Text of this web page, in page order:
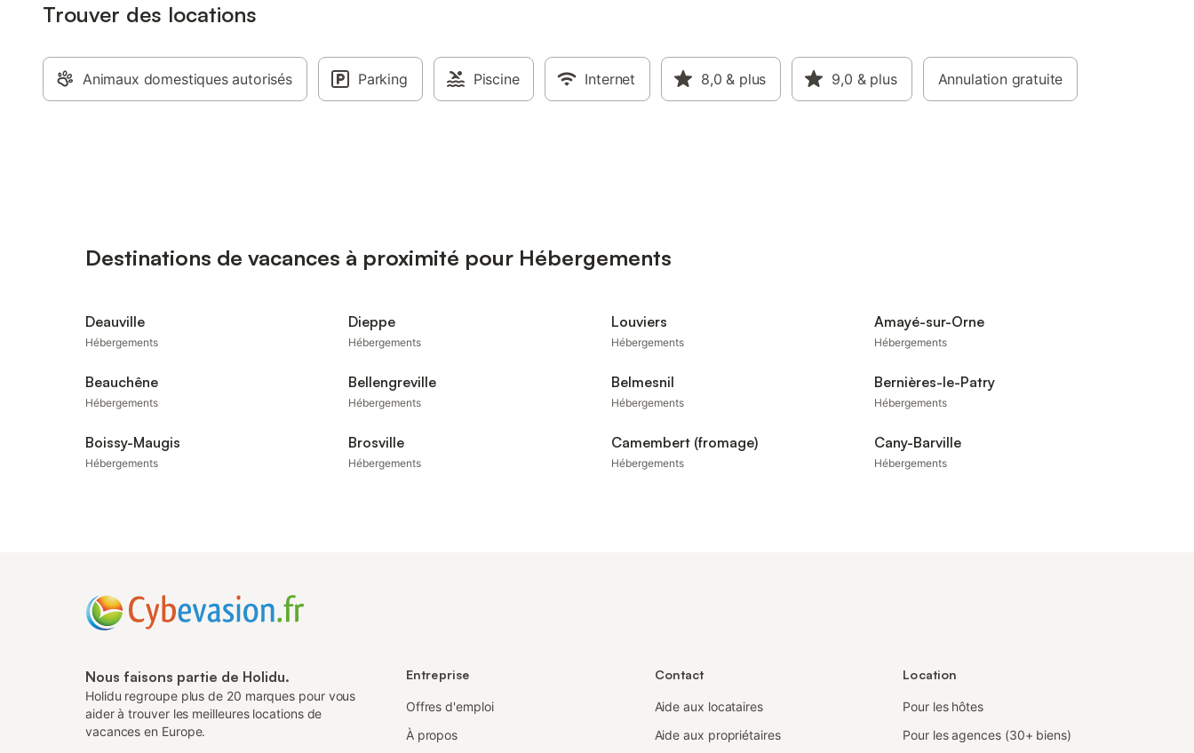
Trouver des locations
Animaux domestiques autorisés Parking Piscine Internet 8,0 & plus 9,0 & plus Annulation gratuite
Destinations de vacances à proximité pour Hébergements
Deauville
Hébergements
Dieppe
Hébergements
Louviers
Hébergements
Amayé-sur-Orne
Hébergements
Beauchêne
Hébergements
Bellengreville
Hébergements
Belmesnil
Hébergements
Bernières-le-Patry
Hébergements
Boissy-Maugis
Hébergements
Brosville
Hébergements
Camembert (fromage)
Hébergements
Cany-Barville
Hébergements
Nous faisons partie de Holidu.
Holidu regroupe plus de 20 marques pour vous
aider à trouver les meilleures locations de
vacances en Europe.
Entreprise
Offres d'emploi
À propos
Contact
Aide aux locataires
Aide aux propriétaires
Location
Pour les hôtes
Pour les agences (30+ biens)